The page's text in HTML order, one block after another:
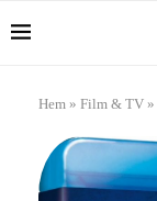
Hem » Film & TV »